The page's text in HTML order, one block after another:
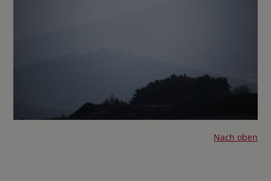
Nach oben